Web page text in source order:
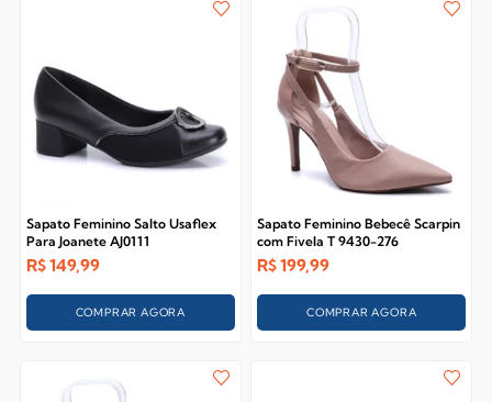
Sapato Feminino Salto Usaflex
Para Joanete AJ0111
R$149,99
COMPRAR AGORA
Sapato Feminino Bebecê Scarpin
com Fivela T 9430-276
R$199,99
COMPRAR AGORA